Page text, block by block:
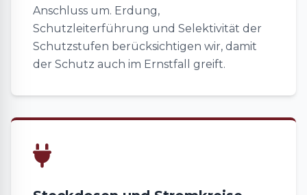
Anschluss um. Erdung,
Schutzleiterführung und Selektivität der
Schutzstufen berücksichtigen wir, damit
der Schutz auch im Ernstfall greift.